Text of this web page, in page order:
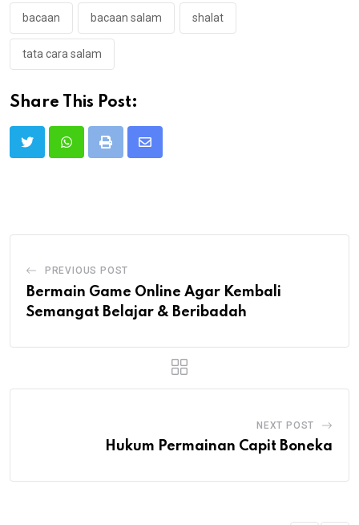
bacaan bacaan salam shalat
tata cara salam
Share This Post:
Print
Share
PREVIOUS POST
Bermain Game Online Agar Kembali
Semangat Belajar & Beribadah
NEXT POST
Hukum Permainan Capit Boneka